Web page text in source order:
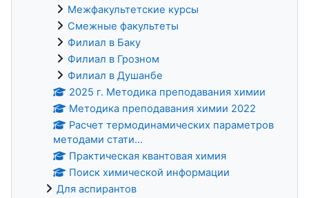
Межфакультетские курсы
Смежные факультеты
Филиал в Баку
Филиал в Грозном
Филиал в Душанбе
2025 г. Методика преподавания химии
Методика преподавания химии 2022
Расчет термодинамических параметров
методами стати...
Практическая квантовая химия
Поиск химической информации
Для аспирантов